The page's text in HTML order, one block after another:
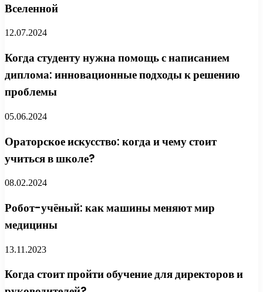
Вселенной
12.07.2024
Когда студенту нужна помощь с написанием
диплома: инновационные подходы к решению
проблемы
05.06.2024
Ораторское искусство: когда и чему стоит
учиться в школе?
08.02.2024
Робот-учёный: как машины меняют мир
медицины
13.11.2023
Когда стоит пройти обучение для директоров и